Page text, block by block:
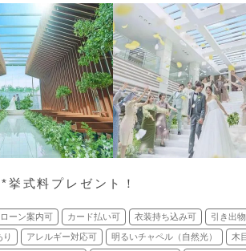
式料プレゼント！
ーン案内可 カード払い可 衣装持ち込み可 引き出
り アレルギー対応可 明るいチャペル（自然光） 木